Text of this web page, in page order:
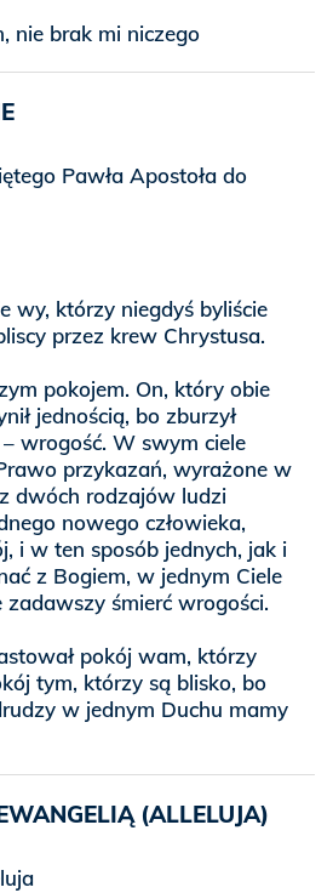
nie brak mi niczego
Pawła Apostoła do
wy, którzy niegdyś byliście
przez krew Chrystusa.
pokojem. On, który obie
jednością, bo zburzył
wrogość. W swym ciele
przykazań, wyrażone w
dwóch rodzajów ludzi
nowego człowieka,
i w ten sposób jednych, jak i
z Bogiem, w jednym Ciele
śmierć wrogości.
pokój wam, którzy
tym, którzy są blisko, bo
w jednym Duchu mamy
(ALLELUJA)